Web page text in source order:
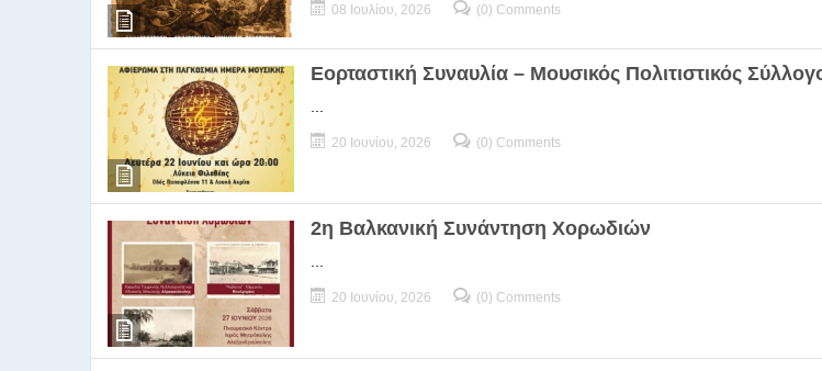
9ο Σεμινάριο της Στέγης
9Ο Σεμινάριο Διεύθυνσης Χορωδίας της Στέγης Ελληνικών
08 Ιουλίου, 2026 (0) Comments
Εορταστική Συναυλία – Μουσικός Πολιτιστικός
20 Ιουνίου, 2026 (0) Comments
2η Βαλκανική Συνάντηση Χορωδιών
20 Ιουνίου, 2026 (0) Comments